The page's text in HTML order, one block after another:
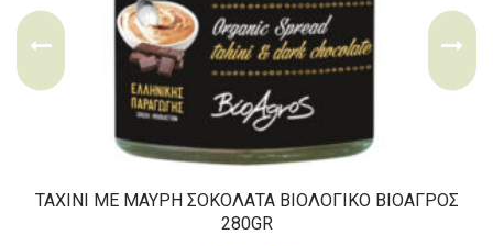
ΤΑΧΊΝΙ ΜΕ ΜΑΎΡΗ ΣΟΚΟΛΆΤΑ ΒΙΟΛΟΓΙΚΌ ΒΙΟΑΓΡΌΣ
280GR